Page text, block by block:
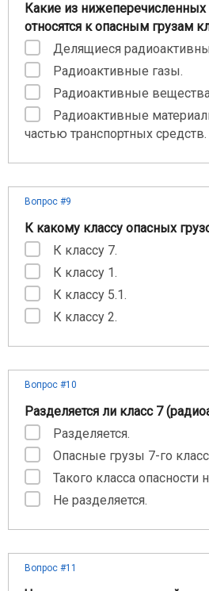
Какие из
относятся к опасным грузам
Делящиеся
Радиоактивные газы.
Радиоактивные
Радиоактивные
частью транспортных средств.
Вопрос #9
К какому классу опасных
К классу 7.
К классу 1.
К классу 5.1.
К классу 2.
Вопрос #10
Разделяется ли класс 7
Разделяется.
Опасные грузы 7-го
Такого класса опасности
Не разделяется.
Вопрос #11